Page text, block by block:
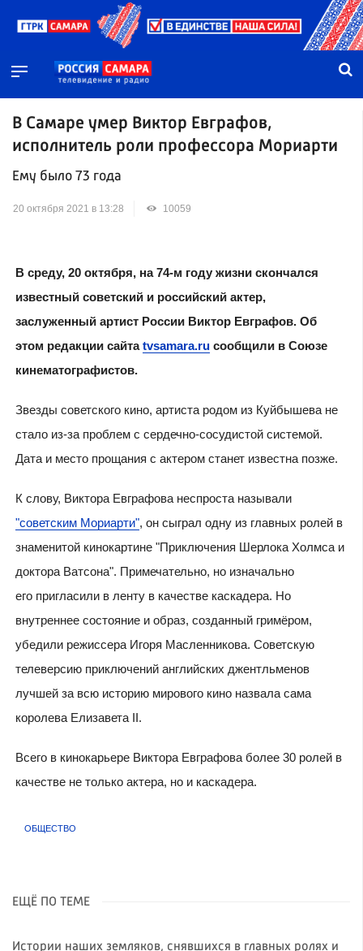
В Самаре умер Виктор Евграфов,
исполнитель роли профессора Мориарти
Ему было 73 года
20 октября 2021 в 13:28 10059
В среду, 20 октября, на 74-м году жизни скончался
известный советский и российский актер,
заслуженный артист России Виктор Евграфов. Об
этом редакции сайтаtvsamara.ruсообщили в Союзе
кинематографистов.
Звезды советского кино, артиста родом из Куйбышева не
стало из-за проблем с сердечно-сосудистой системой.
Дата и место прощания с актером станет известна позже.
К слову, Виктора Евграфова неспроста называли
"советским Мориарти", он сыграл одну из главных ролей в
знаменитой кинокартине "Приключения Шерлока Холмса и
доктора Ватсона". Примечательно, но изначально
его пригласили в ленту в качестве каскадера. Но
внутреннее состояние и образ, созданный гримёром,
убедили режиссера Игоря Масленникова. Советскую
телеверсию приключений английских джентльменов
лучшей за всю историю мирового кино назвала сама
королева Елизавета II.
Всего в кинокарьере Виктора Евграфова более 30 ролей в
качестве не только актера, но и каскадера.
ОБЩЕСТВО
ЕЩЁ ПО ТЕМЕ
Истории наших земляков, снявшихся в главных ролях и